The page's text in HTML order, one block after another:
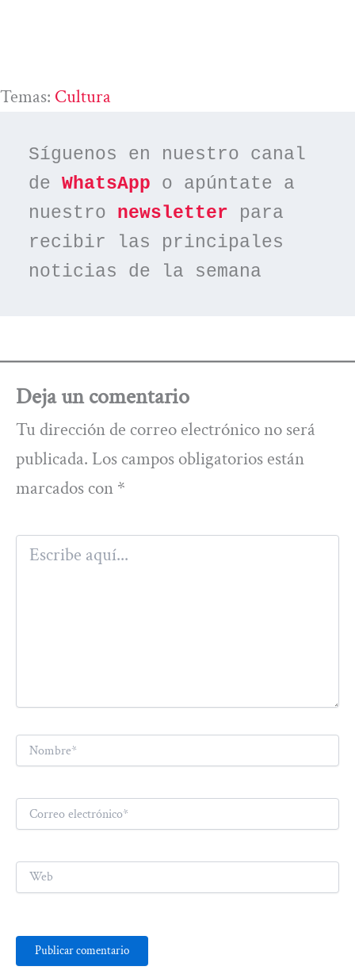
Temas: Cultura
Síguenos en nuestro canal
de WhatsApp o apúntate a
nuestro newsletter para
recibir las principales
noticias de la semana
Deja un comentario
Tu dirección de correo electrónico no será
publicada. Los campos obligatorios están
marcados con *
Escribe
aquí...
Nombre*
Correo
electrónico*
Web